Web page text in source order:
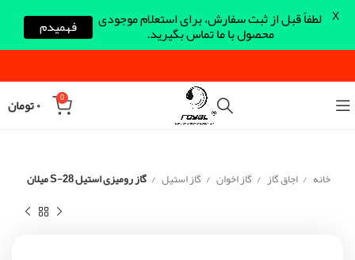
0 ۰تومان
خانه اجاق گاز گاز اخوان گاز استیل گاز رومیزی استیل S-28 میلان
لطفاً قبل از ثبت سفارش، برای استعلام موجودی
محصول با ما تماس بگیرید. فهمیدم X